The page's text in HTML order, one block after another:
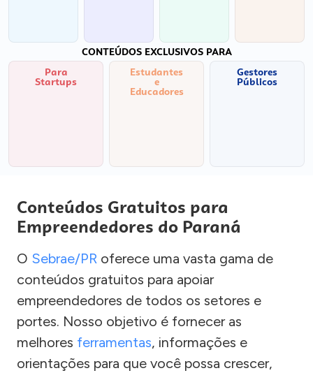
CONTEÚDOS EXCLUSIVOS PARA
Para
Startups
Estudantes
e
Educadores
Gestores
Públicos
Conteúdos Gratuitos para
Empreendedores do Paraná
O Sebrae/PR oferece uma vasta gama de
conteúdos gratuitos para apoiar
empreendedores de todos os setores e
portes. Nosso objetivo é fornecer as
melhores ferramentas, informações e
orientações para que você possa crescer,